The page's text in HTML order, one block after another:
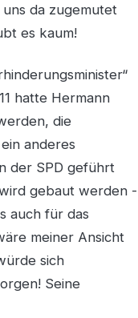
da zugemutet
es kaum!
hatte Hermann
die
anderes
der SPD geführt
gebaut werden -
auch für das
meiner Ansicht
sich
Seine